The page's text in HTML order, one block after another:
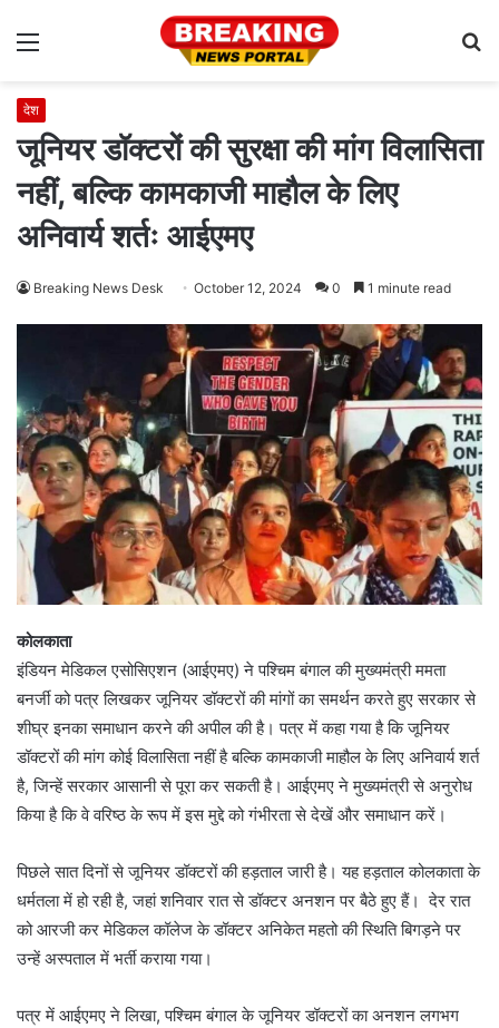
Menu
देश
जूनियर डॉक्टरों की सुरक्षा की मांग विलासिता
नहीं, बल्कि कामकाजी माहौल के लिए
अनिवार्य शर्तः आईएमए
Breaking News Desk October 12, 2024 0 1 minute read
कोलकाता
इंडियन मेडिकल एसोसिएशन (आईएमए) ने पश्चिम बंगाल की मुख्यमंत्री ममता
बनर्जी को पत्र लिखकर जूनियर डॉक्टरों की मांगों का समर्थन करते हुए सरकार से
शीघ्र इनका समाधान करने की अपील की है। पत्र में कहा गया है कि जूनियर
डॉक्टरों की मांग कोई विलासिता नहीं है बल्कि कामकाजी माहौल के लिए अनिवार्य शर्त
है, जिन्हें सरकार आसानी से पूरा कर सकती है। आईएमए ने मुख्यमंत्री से अनुरोध
किया है कि वे वरिष्ठ के रूप में इस मुद्दे को गंभीरता से देखें और समाधान करें।
पिछले सात दिनों से जूनियर डॉक्टरों की हड़ताल जारी है। यह हड़ताल कोलकाता के
धर्मतला में हो रही है, जहां शनिवार रात से डॉक्टर अनशन पर बैठे हुए हैं। देर रात
को आरजी कर मेडिकल कॉलेज के डॉक्टर अनिकेत महतो की स्थिति बिगड़ने पर
उन्हें अस्पताल में भर्ती कराया गया।
पत्र में आईएमए ने लिखा, पश्चिम बंगाल के जूनियर डॉक्टरों का अनशन लगभग